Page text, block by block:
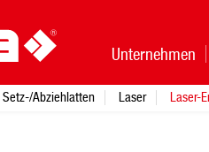
Unternehmen
Setz-/Abziehlatten Laser Laser-